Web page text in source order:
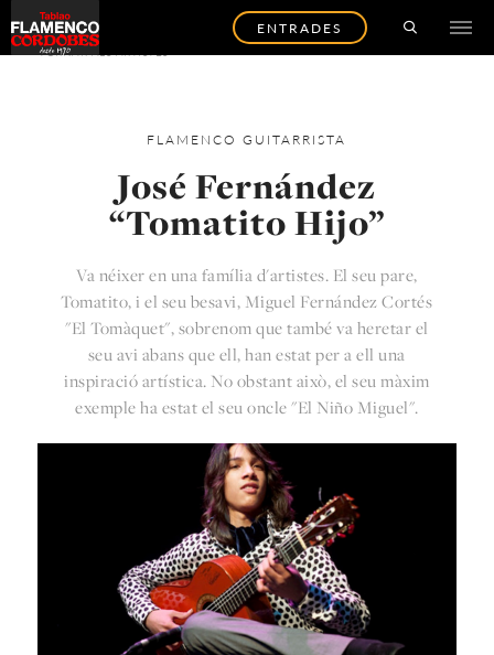
ENTRADES
TORNAR ALS ARTISTES
FLAMENCOGUITARRISTA
José Fernández
“Tomatito Hijo”
Va néixer en una família d'artistes. El seu pare,
Tomatito, i el seu besavi, Miguel Fernández Cortés
"El Tomàquet", sobrenom que també va heretar el
seu avi abans que ell, han estat per a ell una
inspiració artística. No obstant això, el seu màxim
exemple ha estat el seu oncle "El Niño Miguel".